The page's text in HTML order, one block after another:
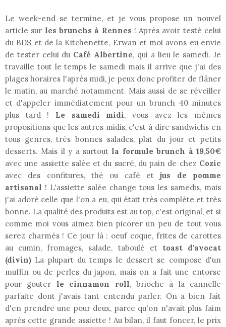
Le week-end se termine, et je vous propose un nouvel
article sur les brunchs à Rennes ! Après avoir testé celui
du BDS et de la Kitchenette, Erwan et moi avons eu envie
de tester celui du Café Albertine, qui a lieu le samedi. Je
travaille tout le temps le samedi mais il arrive que j'ai des
plages horaires l'après midi, je peux donc profiter de flâner
le matin, au marché notamment. Mais aussi de se réveiller
et d'appeler immédiatement pour un brunch 40 minutes
plus tard ! Le samedi midi, vous avez les mêmes
propositions que les autres midis, c'est à dire sandwichs en
tous genres, très bonnes salades, plat du jour et petits
desserts. Mais il y a surtout la formule brunch à 19,50€
avec une assiette salée et du sucré, du pain de chez Cozic
avec des confitures, thé ou café etjus de pomme
artisanal ! L'assiette salée change tous les samedis, mais
j'ai adoré celle que l'on a eu, qui était très complète et très
bonne. La qualité des produits est au top, c'est original, et si
comme moi vous aimez bien picorer un peu de tout vous
serez charmés ! Ce jour là : oeuf coque, frites de carottes
au cumin, fromages, salade, taboulé et toast d'avocat
(divin) La plupart du temps le dessert se compose d'un
muffin ou de perles du japon, mais on a fait une entorse
pour gouter le cinnamon roll, brioche à la cannelle
parfaite dont j'avais tant entendu parler. On a bien fait
d'en prendre une pour deux, parce qu'on n'avait plus faim
après cette grande assiette ! Au bilan, il faut foncer, le prix